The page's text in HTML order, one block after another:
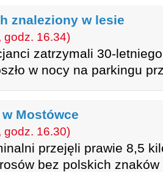
znaleziony w lesie
godz. 16.34)
zatrzymali 30-
w nocy na parkingu
Mostówce
godz. 16.30)
przejęli prawie 8,5
bez polskich